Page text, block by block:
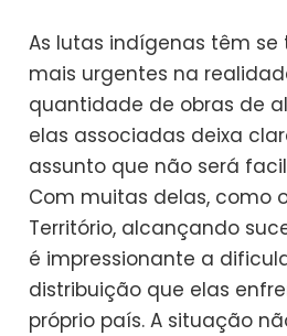
As lutas indígenas têm
mais urgentes na
quantidade de obras de
elas associadas deixa
assunto que não será
Com muitas delas, como
Território, alcançando
é impressionante a
distribuição que elas
próprio país. A situação